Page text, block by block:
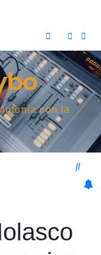
con la